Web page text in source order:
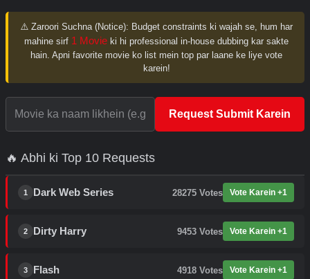
⚠️ Zaroori Suchna (Notice): Budget constraints ki wajah se, hum har
mahine sirf 1 Movie ki hi professional in-house dubbing kar sakte
hain. Apni favorite movie ko list mein top par laane ke liye vote
karein!
Request Submit Karein
🔥 Abhi ki Top 10 Requests
1 Dark Web Series 28275 Votes Vote Karein +1
2 Dirty Harry 9453 Votes Vote Karein +1
3 Flash 4918 Votes Vote Karein +1